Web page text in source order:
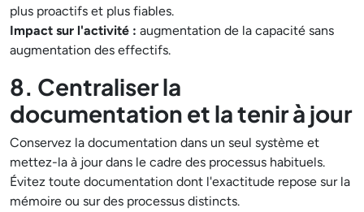
plus proactifs et plus fiables.
Impact sur l'activité : augmentation de la capacité sans
augmentation des effectifs.
8. Centraliser la
documentation et la tenir à jour
Conservez la documentation dans un seul système et
mettez-la à jour dans le cadre des processus habituels.
Évitez toute documentation dont l'exactitude repose sur la
mémoire ou sur des processus distincts.